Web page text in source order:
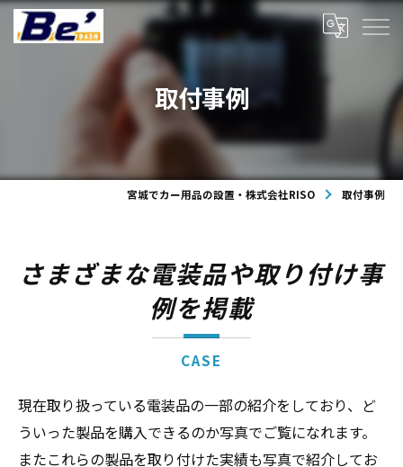
取付事例
宮城でカー用品の設置・株式会社RISO 取付事例
さまざまな電装品や取り付け事
例を掲載
CASE
現在取り扱っている電装品の一部の紹介をしており、ど
ういった製品を購入できるのか写真でご覧になれます。
またこれらの製品を取り付けた実績も写真で紹介してお